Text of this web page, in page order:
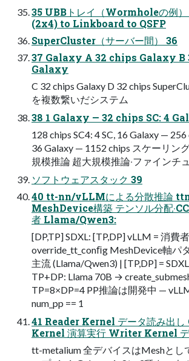
35 UBBトレイ（Wormholeの例
(2x4) to Linkboard to QSFP
SuperCluster（サーバー間） 36
37 Galaxy A 32 chips Galaxy B
Galaxy
C 32 chips Galaxy D 32 chips
を複数繋いだシステム
38 1 Galaxy — 32 chips SC: 4
128 chips SC4: 4 SC, 16 Galaxy — 256
36 Galaxy — 1152 chips スケーリン
規模推論 超⼤規模推論‧ファインチ
ソフトウェアスタック 39
40 tt-nn/vLLMによる分散推論
MeshDevice構築 テンソル分配
者 Llama/Qwen3:
[DP,TP] SDXL: [TP,DP] vLLM = 消費
override_tt_conﬁg MeshDevice軸パ
主流 (Llama/Qwen3) | [TP,DP] =
TP+DP: Llama 70B →
TP=8×DP=4 PP推論は開発中 —
num_pp == 1
41 Reader Kernel データ読み出
Kernel 演算実⾏ Writer Kernel デ
tt-metalium 全デバイスはMeshとし